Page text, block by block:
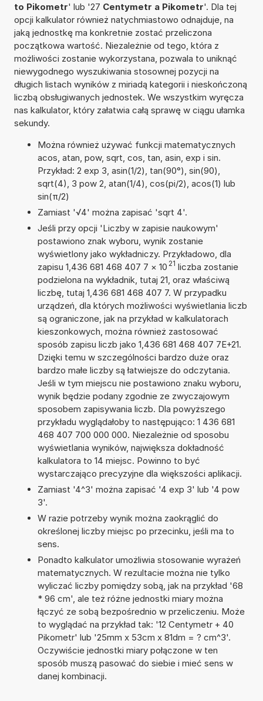
to Pikometr' lub '27 Centymetr a Pikometr'. Dla tej
opcji kalkulator również natychmiastowo odnajduje, na
jaką jednostkę ma konkretnie zostać przeliczona
początkowa wartość. Niezależnie od tego, która z
możliwości zostanie wykorzystana, pozwala to uniknąć
niewygodnego wyszukiwania stosownej pozycji na
długich listach wyników z miriadą kategorii i nieskończoną
liczbą obsługiwanych jednostek. We wszystkim wyręcza
nas kalkulator, który załatwia całą sprawę w ciągu ułamka
sekundy.
Można również używać funkcji matematycznych
acos, atan, pow, sqrt, cos, tan, asin, exp i sin.
Przykład: 2 exp 3, asin(1/2), tan(90°), sin(90),
sqrt(4), 3 pow 2, atan(1/4), cos(pi/2), acos(1) lub
sin(π/2)
Zamiast '√4' można zapisać 'sqrt 4'.
Jeśli przy opcji 'Liczby w zapisie naukowym'
postawiono znak wyboru, wynik zostanie
wyświetlony jako wykładniczy. Przykładowo, dla
zapisu 1,436 681 468 407 7 × 10 21 liczba zostanie
podzielona na wykładnik, tutaj 21, oraz właściwą
liczbę, tutaj 1,436 681 468 407 7. W przypadku
urządzeń, dla których możliwości wyświetlania liczb
są ograniczone, jak na przykład w kalkulatorach
kieszonkowych, można również zastosować
sposób zapisu liczb jako 1,436 681 468 407 7E+21.
Dzięki temu w szczególności bardzo duże oraz
bardzo małe liczby są łatwiejsze do odczytania.
Jeśli w tym miejscu nie postawiono znaku wyboru,
wynik będzie podany zgodnie ze zwyczajowym
sposobem zapisywania liczb. Dla powyższego
przykładu wyglądałoby to następująco: 1 436 681
468 407 700 000 000. Niezależnie od sposobu
wyświetlania wyników, największa dokładność
kalkulatora to 14 miejsc. Powinno to być
wystarczająco precyzyjne dla większości aplikacji.
Zamiast '4^3' można zapisać '4 exp 3' lub '4 pow
3'.
W razie potrzeby wynik można zaokrąglić do
określonej liczby miejsc po przecinku, jeśli ma to
sens.
Ponadto kalkulator umożliwia stosowanie wyrażeń
matematycznych. W rezultacie można nie tylko
wyliczać liczby pomiędzy sobą, jak na przykład '68
* 96 cm', ale też różne jednostki miary można
łączyć ze sobą bezpośrednio w przeliczeniu. Może
to wyglądać na przykład tak: '12 Centymetr + 40
Pikometr' lub '25mm x 53cm x 81dm = ? cm^3'.
Oczywiście jednostki miary połączone w ten
sposób muszą pasować do siebie i mieć sens w
danej kombinacji.